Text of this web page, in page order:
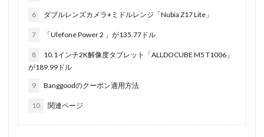
6 ダブルレンズカメラ+ミドルレンジ「Nubia Z17 Lite」
7 「Ulefone Power 2 」が135.77ドル
8
10.1インチ2K解像度タブレット「ALLDOCUBE M5 T1006」
が189.99ドル
9 Banggoodのクーポン適用方法
10 関連ページ